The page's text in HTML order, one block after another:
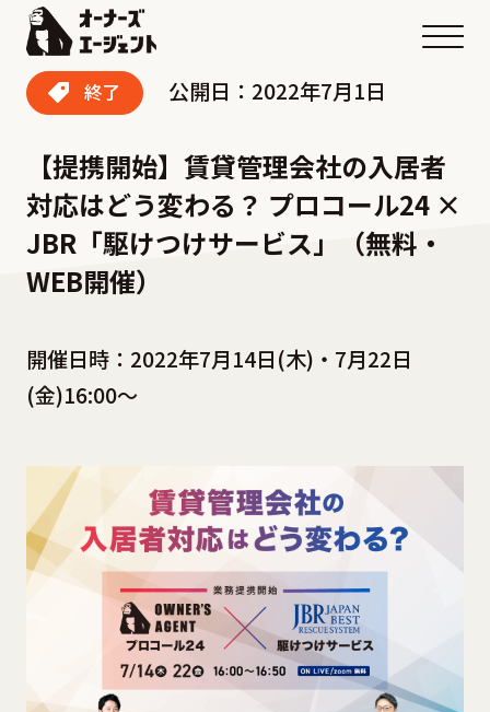
メニ
終了
公開日：2022年7月1日
【提携開始】賃貸管理会社の入居者
対応はどう変わる？ プロコール24 ×
JBR「駆けつけサービス」（無料・
WEB開催）
開催日時：2022年7月14日(木)・7月22日
(金)16:00〜